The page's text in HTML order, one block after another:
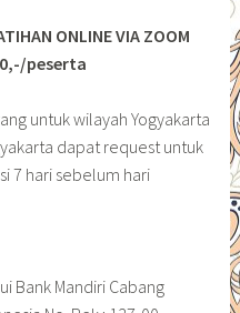
ONLINE VIA ZOOM
peserta
untuk wilayah Yogyakarta
dapat request untuk
7 hari sebelum hari
Bank Mandiri Cabang